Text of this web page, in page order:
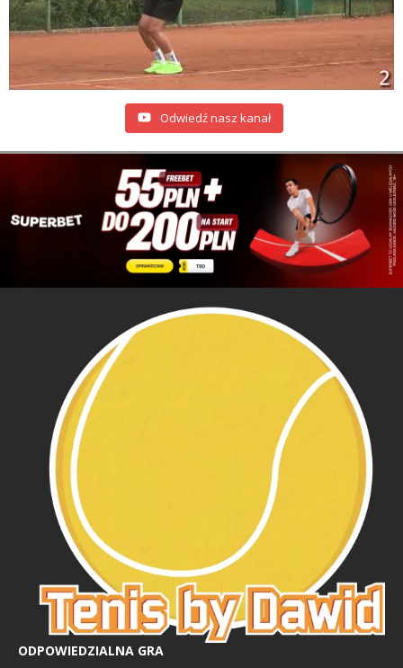
Odwiedź nasz kanał
ODPOWIEDZIALNA GRA